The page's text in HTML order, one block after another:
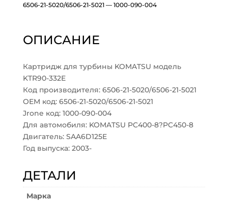
6506-21-5020/6506-21-5021 — 1000-090-004
ОПИСАНИЕ
Картридж для турбины KOMATSU модель
KTR90-332E
Код производителя: 6506-21-5020/6506-21-5021
OEM код: 6506-21-5020/6506-21-5021
Jrone код: 1000-090-004
Для автомобиля: KOMATSU PC400-8?PC450-8
Двигатель: SAA6D125E
Год выпуска: 2003-
ДЕТАЛИ
Марка